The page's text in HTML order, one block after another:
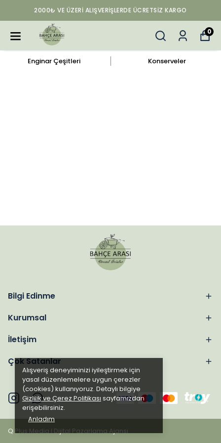
2000₺ VE ÜZERI ALIŞVERIŞLERDE ÜCRETSIZ KARGO
0
Enginar Çeşitleri Konserveler
Alışveriş deneyiminizi iyileştirmek için
yasal düzenlemelere uygun çerezler
(cookies) kullanıyoruz. Detaylı bilgiye
Gizlilik ve Çerez Politikası sayfamızdan
erişebilirsiniz.
Anladım
Bilgi Edinme
Kurumsal
İletişim
Çok Satanlar
Q Plus Media I Dijital Pazarlama Ajansı